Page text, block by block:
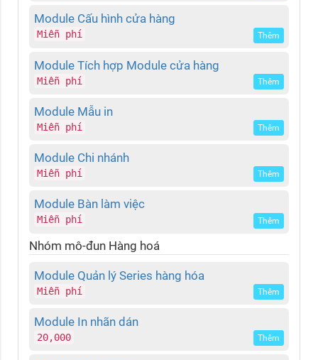
Module Cấu hình cửa hàng
Miễn phí Thêm
Module Tích hợp Module cửa hàng
Miễn phí Thêm
Module Mẫu in
Miễn phí Thêm
Module Chi nhánh
Miễn phí Thêm
Module Bàn làm việc
Miễn phí Thêm
Nhóm mô-đun Hàng hoá
Module Quản lý Series hàng hóa
Miễn phí Thêm
Module In nhãn dán
20,000 Thêm